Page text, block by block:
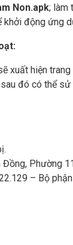
Non.apk; làm
khởi động ứng
xuất hiện
đó có thể
Phường
– Bộ